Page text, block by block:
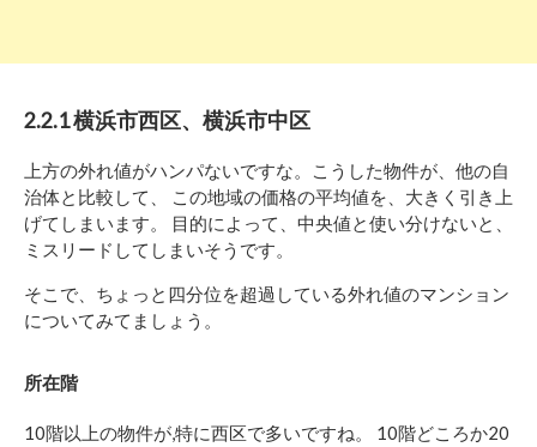
2.2.1 横浜市西区、横浜市中区
上方の外れ値がハンパないですな。こうした物件が、他の自
治体と比較して、 この地域の価格の平均値を、大きく引き上
げてしまいます。 目的によって、中央値と使い分けないと、
ミスリードしてしまいそうです。
そこで、ちょっと四分位を超過している外れ値のマンション
についてみてましょう。
所在階
10階以上の物件が,特に西区で多いですね。 10階どころか20